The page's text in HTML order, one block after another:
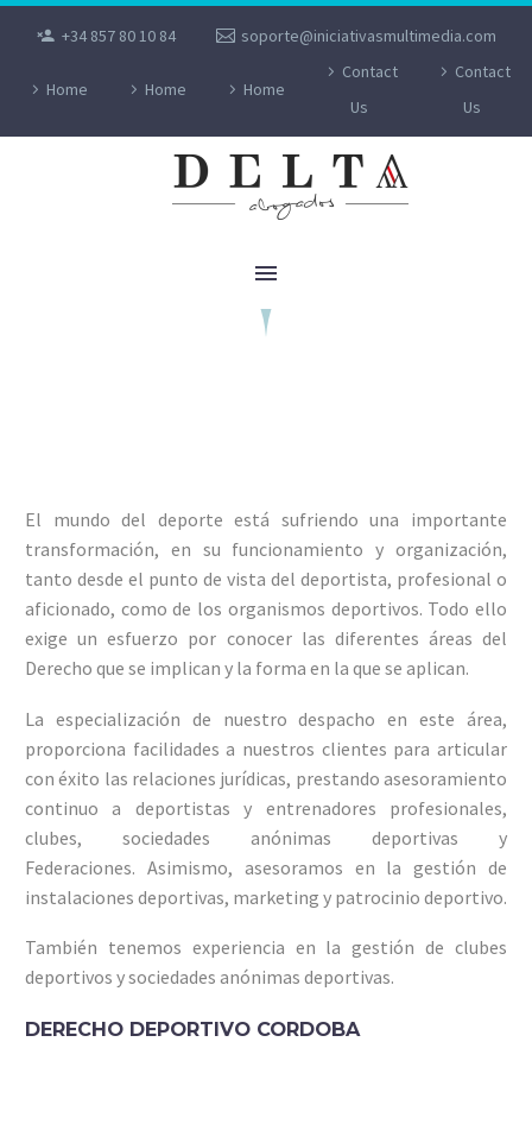
+34 857 80 10 84 soporte@iniciativasmultimedia.com
Home Home Home
Contact
Us
Contact
Us
DERECHO
DEPORTIVO
El mundo del deporte está sufriendo una importante
transformación, en su funcionamiento y organización,
tanto desde el punto de vista del deportista, profesional o
aficionado, como de los organismos deportivos. Todo ello
exige un esfuerzo por conocer las diferentes áreas del
Derecho que se implican y la forma en la que se aplican.
La especialización de nuestro despacho en este área,
proporciona facilidades a nuestros clientes para articular
con éxito las relaciones jurídicas, prestando asesoramiento
continuo a deportistas y entrenadores profesionales,
clubes, sociedades anónimas deportivas y
Federaciones. Asimismo, asesoramos en la gestión de
instalaciones deportivas, marketing y patrocinio deportivo.
También tenemos experiencia en la gestión de clubes
deportivos y sociedades anónimas deportivas.
DERECHO DEPORTIVO CORDOBA